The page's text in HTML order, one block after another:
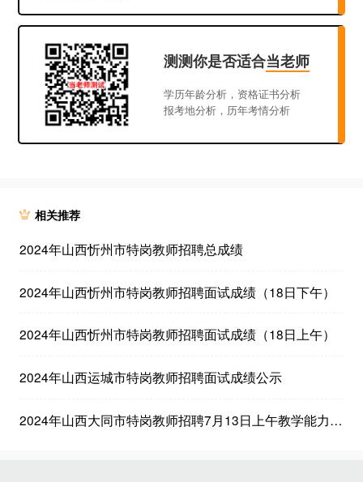
测测你是否适合当老师
学历年龄分析，资格证书分析
报考地分析，历年考情分析
相关推荐
2024年山西忻州市特岗教师招聘总成绩
2024年山西忻州市特岗教师招聘面试成绩（18日下午）
2024年山西忻州市特岗教师招聘面试成绩（18日上午）
2024年山西运城市特岗教师招聘面试成绩公示
2024年山西大同市特岗教师招聘7月13日上午教学能力测试（面试）成绩